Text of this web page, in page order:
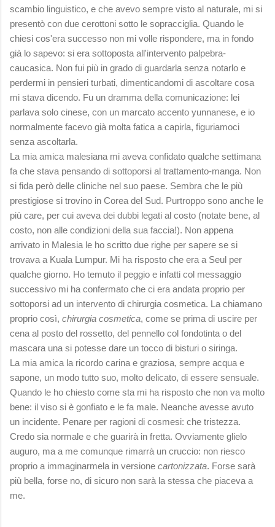
scambio linguistico, e che avevo sempre visto al naturale, mi si
presentò con due cerottoni sotto le sopracciglia. Quando le
chiesi cos'era successo non mi volle rispondere, ma in fondo
già lo sapevo: si era sottoposta all'intervento palpebra-
caucasica. Non fui più in grado di guardarla senza notarlo e
perdermi in pensieri turbati, dimenticandomi di ascoltare cosa
mi stava dicendo. Fu un dramma della comunicazione: lei
parlava solo cinese, con un marcato accento yunnanese, e io
normalmente facevo già molta fatica a capirla, figuriamoci
senza ascoltarla.
La mia amica malesiana mi aveva confidato qualche settimana
fa che stava pensando di sottoporsi al trattamento-manga. Non
si fida però delle cliniche nel suo paese. Sembra che le più
prestigiose si trovino in Corea del Sud. Purtroppo sono anche le
più care, per cui aveva dei dubbi legati al costo (notate bene, al
costo, non alle condizioni della sua faccia!). Non appena
arrivato in Malesia le ho scritto due righe per sapere se si
trovava a Kuala Lumpur. Mi ha risposto che era a Seul per
qualche giorno. Ho temuto il peggio e infatti col messaggio
successivo mi ha confermato che ci era andata proprio per
sottoporsi ad un intervento di chirurgia cosmetica. La chiamano
proprio così, chirurgia cosmetica, come se prima di uscire per
cena al posto del rossetto, del pennello col fondotinta o del
mascara una si potesse dare un tocco di bisturi o siringa.
La mia amica la ricordo carina e graziosa, sempre acqua e
sapone, un modo tutto suo, molto delicato, di essere sensuale.
Quando le ho chiesto come sta mi ha risposto che non va molto
bene: il viso si è gonfiato e le fa male. Neanche avesse avuto
un incidente. Penare per ragioni di cosmesi: che tristezza.
Credo sia normale e che guarirà in fretta. Ovviamente glielo
auguro, ma a me comunque rimarrà un cruccio: non riesco
proprio a immaginarmela in versione cartonizzata. Forse sarà
più bella, forse no, di sicuro non sarà la stessa che piaceva a
me.